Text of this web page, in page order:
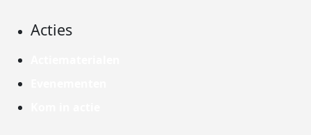
Acties